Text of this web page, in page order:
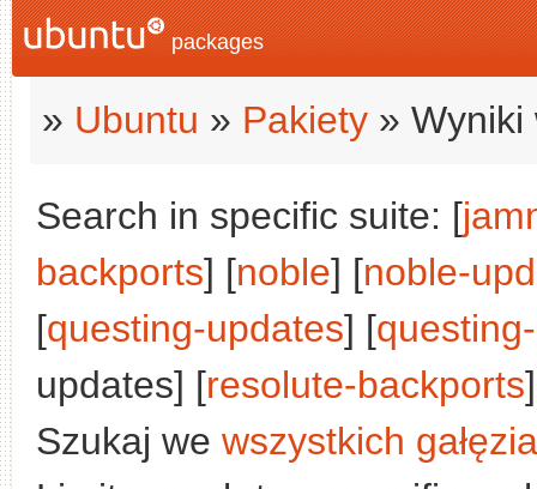
packages
» Ubuntu » Pakiety » Wyniki
Search in specific suite: [
backports] [noble] [noble-
[questing-updates] [
updates] [resolute-backports
Szukaj we wszystkich